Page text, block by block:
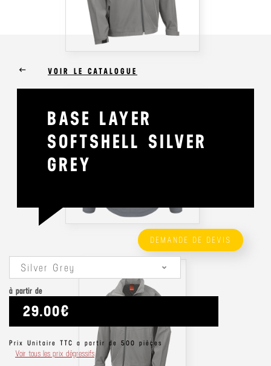
keyboard_backspace VOIR LE CATALOGUE
BASE LAYER
SOFTSHELL SILVER
GREY
DEMANDE DE DEVIS
Silver Grey
à partir de
29.00€
Prix Unitaire TTC a partir de 500 pièces
Voir tous les prix dégressifs